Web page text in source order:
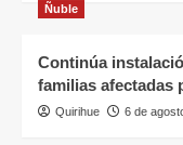
Ñuble
Continúa
familias afectadas
Quirihue 6 de